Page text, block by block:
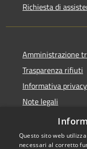
Richiesta di
Amministrazione
Trasparenza rifiuti
Informativa privacy
Note legali
Dichiarazione di
Questo sito web
necessari al corretto